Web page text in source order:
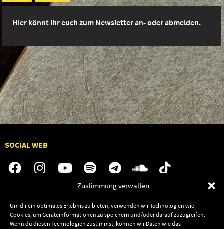
Zustimmung verwalten
Um dir ein optimales Erlebnis zu bieten, verwenden wir Technologien wie
Cookies, um Geräteinformationen zu speichern und/oder darauf zuzugreifen.
Wenn du diesen Technologien zustimmst, können wir Daten wie das
Hier könnt ihr euch zum Newsletter an- oder abmelden.
SOCIAL WEB
Audiolith
News
Kontakt